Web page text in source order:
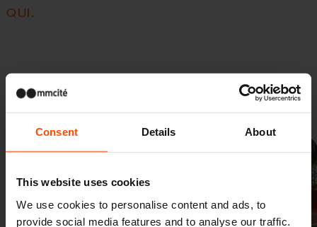
Consent Details About
This website uses cookies
We use cookies to personalise content and ads, to
provide social media features and to analyse our traffic.
QUI.
Galleria